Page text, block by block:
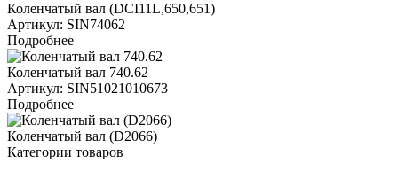
Коленчатый вал (DCI11L,650,651)
Артикул: SIN74062
Подробнее
Коленчатый вал 740.62
Артикул: SIN51021010673
Подробнее
Коленчатый вал (D2066)
Категории товаров